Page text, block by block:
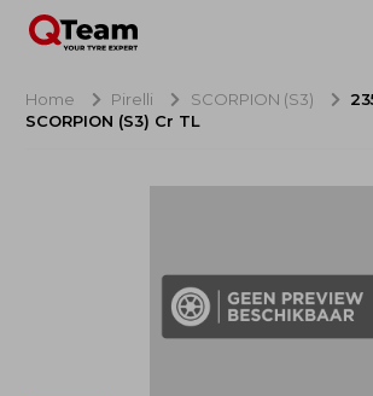
Hoeveel banden wilt u bestellen?
Bestellen
Home Pirelli SCORPION (S3)
SCORPION (S3) Cr TL